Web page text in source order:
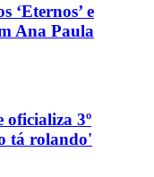
‘Eternos’ e
Ana Paula
oficializa 3º
tá rolando'